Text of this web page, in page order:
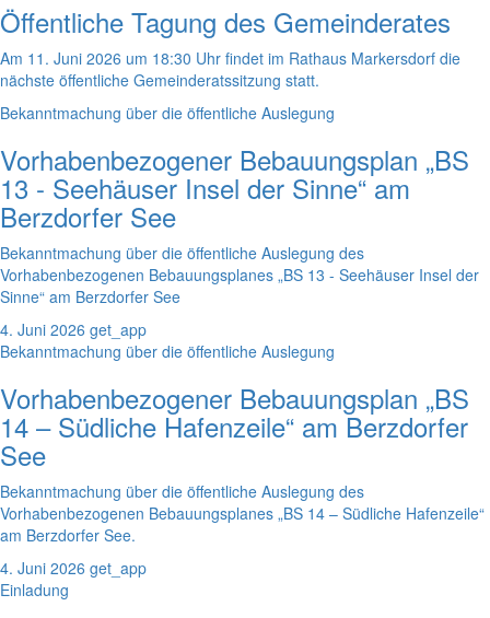
Öffentliche Tagung des Gemeinderates
Am 11. Juni 2026 um 18:30 Uhr findet im Rathaus Markersdorf die
nächste öffentliche Gemeinderatssitzung statt.
Bekanntmachung über die öffentliche Auslegung
Vorhabenbezogener Bebauungsplan „BS
13 - Seehäuser Insel der Sinne“ am
Berzdorfer See
Bekanntmachung über die öffentliche Auslegung des
Vorhabenbezogenen Bebauungsplanes „BS 13 - Seehäuser Insel der
Sinne“ am Berzdorfer See
4. Juni 2026 get_app
Bekanntmachung über die öffentliche Auslegung
Vorhabenbezogener Bebauungsplan „BS
14 – Südliche Hafenzeile“ am Berzdorfer
See
Bekanntmachung über die öffentliche Auslegung des
Vorhabenbezogenen Bebauungsplanes „BS 14 – Südliche Hafenzeile“
am Berzdorfer See.
4. Juni 2026 get_app
Einladung